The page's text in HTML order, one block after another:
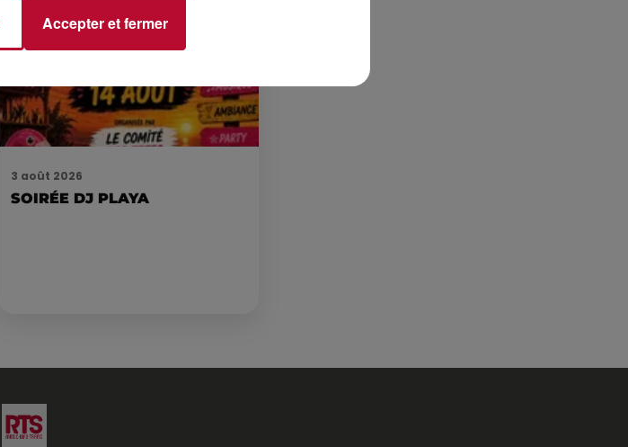
3 août 2026
SOIRÉE DJ PLAYA
Accepter et fermer